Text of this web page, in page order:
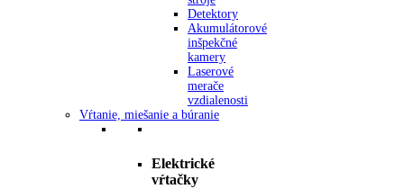
Detektory
Akumulátorové
inšpekčné
kamery
Laserové
merače
vzdialenosti
Vŕtanie, miešanie a búranie
Elektrické
vŕtačky